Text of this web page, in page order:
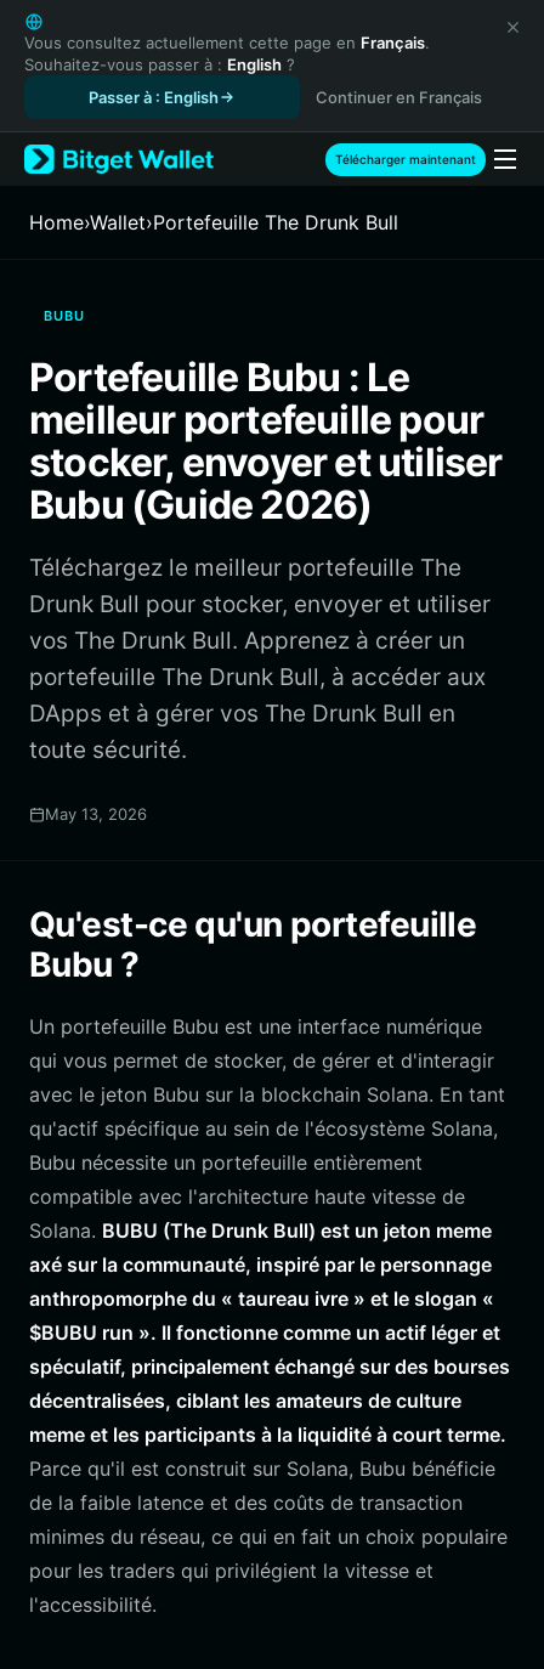
English
日本語
Tiếng Việt
Español (Latinoamérica)
Türkçe
Français
繁體中文
Bahasa Indonesia
ภาษาไทย
Español
Português (Brasil)
Vous consultez actuellement cette page en Français.
Souhaitez-vous passer à : English ?
Passer à : English
Continuer en Français
Télécharger maintenant
Home›Wallet›Portefeuille The Drunk Bull
BUBU
Portefeuille Bubu : Le
meilleur portefeuille pour
stocker, envoyer et utiliser
Bubu (Guide 2026)
Téléchargez le meilleur portefeuille The
Drunk Bull pour stocker, envoyer et utiliser
vos The Drunk Bull. Apprenez à créer un
portefeuille The Drunk Bull, à accéder aux
DApps et à gérer vos The Drunk Bull en
toute sécurité.
May 13, 2026
Qu'est-ce qu'un portefeuille
Bubu ?
Un portefeuille Bubu est une interface numérique
qui vous permet de stocker, de gérer et d'interagir
avec le jeton Bubu sur la blockchain Solana. En tant
qu'actif spécifique au sein de l'écosystème Solana,
Bubu nécessite un portefeuille entièrement
compatible avec l'architecture haute vitesse de
Solana. BUBU (The Drunk Bull) est un jeton meme
axé sur la communauté, inspiré par le personnage
anthropomorphe du « taureau ivre » et le slogan «
$BUBU run ». Il fonctionne comme un actif léger et
spéculatif, principalement échangé sur des bourses
décentralisées, ciblant les amateurs de culture
meme et les participants à la liquidité à court terme.
Parce qu'il est construit sur Solana, Bubu bénéficie
de la faible latence et des coûts de transaction
minimes du réseau, ce qui en fait un choix populaire
pour les traders qui privilégient la vitesse et
l'accessibilité.